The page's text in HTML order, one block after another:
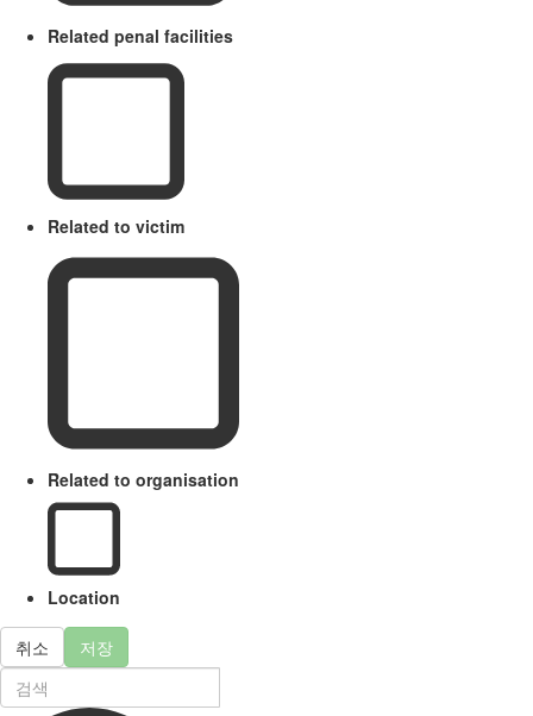
Related penal facilities
Related to victim
Related to organisation
Location
취소 저장